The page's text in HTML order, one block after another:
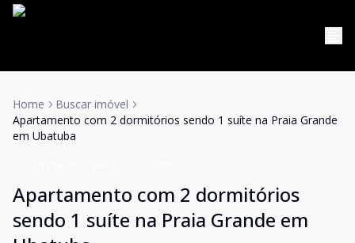
Home
Buscar imóvel
Apartamento com 2 dormitórios sendo 1 suíte na Praia Grande
em Ubatuba
Apartamento com 2 dormitórios
sendo 1 suíte na Praia Grande em